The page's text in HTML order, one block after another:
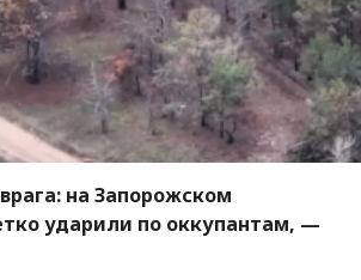
на Запорожском
ударили по оккупантам, —